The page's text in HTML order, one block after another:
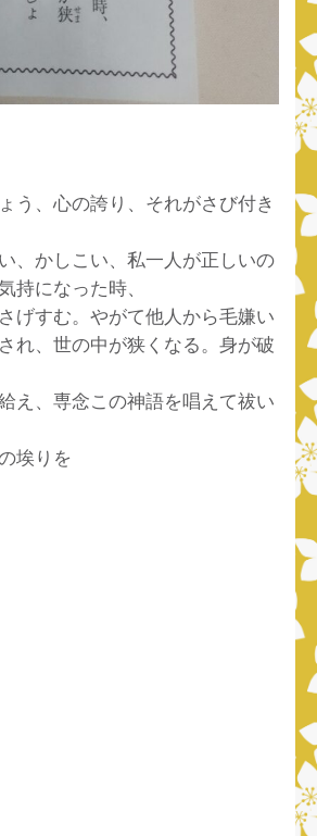
う、心の誇り、それがさび付き
、かしこい、私一人が正しいの
持になった時、
げすむ。やがて他人から毛嫌い
れ、世の中が狭くなる。身が破
え、専念この神語を唱えて祓い
埃りを